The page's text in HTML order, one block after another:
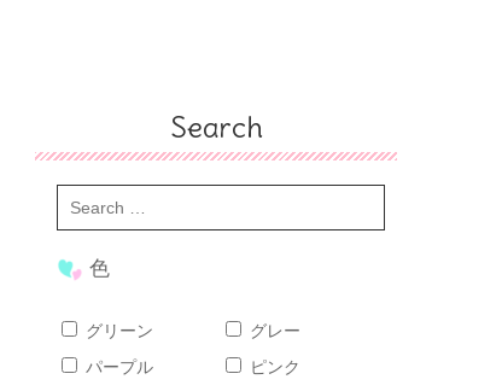
Search
色
グリーン
グレー
パープル
ピンク